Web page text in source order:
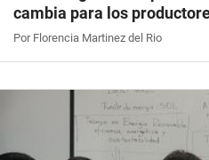
cambia para los
Por Florencia Martinez del Rio